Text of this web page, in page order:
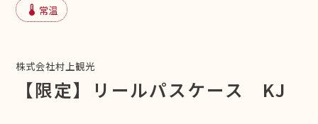
device_thermostat 常温
株式会社村上観光
【限定】リールパスケース KJ